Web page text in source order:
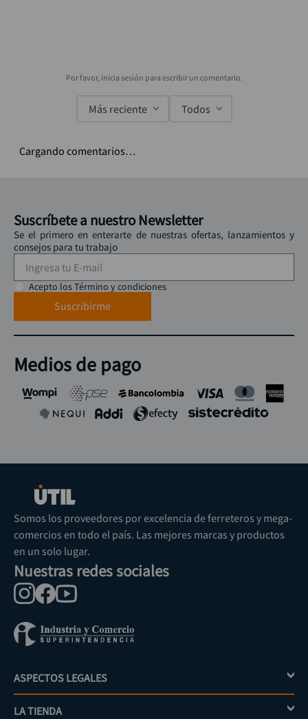
Más reciente Todos
Cargando comentarios…
Suscríbete a nuestro Newsletter
Se el primero en enterarte de nuestras ofertas, lanzamientos y
consejos para tu trabajo
Acepto los Término y condiciones
Suscribirme
Medios de pago
Somos los proveedores por excelencia de ferreteros y mega-
comercios en todo el país. Las mejores marcas y productos
en un solo lugar.
Nuestras redes sociales
ASPECTOS LEGALES +
LA TIENDA +